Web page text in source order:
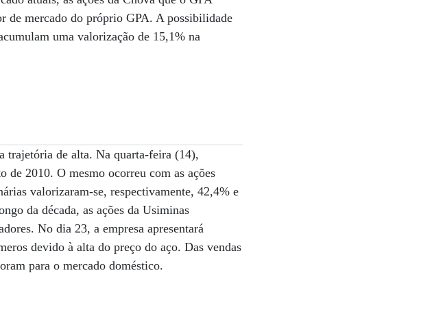
de mercado do próprio GPA. A possibilidade
uma valorização de 15,1% na
trajetória de alta. Na quarta-feira (14),
de 2010. O mesmo ocorreu com as ações
valorizaram-se, respectivamente, 42,4% e
da década, as ações da Usiminas
No dia 23, a empresa apresentará
devido à alta do preço do aço. Das vendas
para o mercado doméstico.